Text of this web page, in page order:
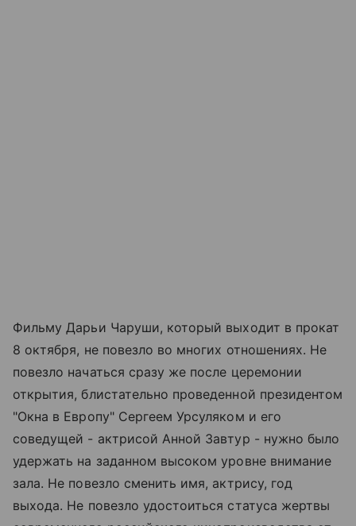
Фильму Дарьи Чаруши, который выходит в прокат
8 октября, не повезло во многих отношениях. Не
повезло начаться сразу же после церемонии
открытия, блистательно проведенной президентом
"Окна в Европу" Сергеем Урсуляком и его
соведущей - актрисой Анной Завтур - нужно было
удержать на заданном высоком уровне внимание
зала. Не повезло сменить имя, актрису, год
выхода. Не повезло удостоиться статуса жертвы